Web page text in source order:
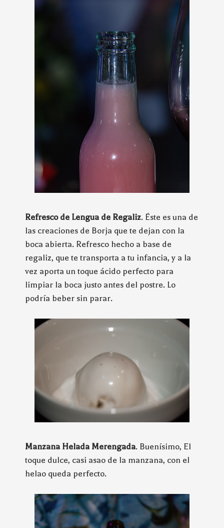
Refresco de Lengua de Regaliz. Éste es una de
las creaciones de Borja que te dejan con la
boca abierta. Refresco hecho a base de
regaliz, que te transporta a tu infancia, y a la
vez aporta un toque ácido perfecto para
limpiar la boca justo antes del postre. Lo
podría beber sin parar.
Manzana Helada Merengada. Buenísimo, El
toque dulce, casi asao de la manzana, con el
helao queda perfecto.